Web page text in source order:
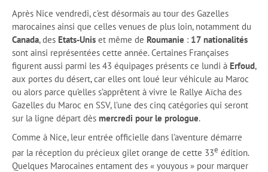
Après Nice vendredi, c’est désormais au tour des Gazelles
marocaines ainsi que celles venues de plus loin, notamment du
Canada, des Etats-Unis et même de Roumanie : 17 nationalités
sont ainsi représentées cette année. Certaines Françaises
figurent aussi parmi les 43 équipages présents ce lundi à Erfoud,
aux portes du désert, car elles ont loué leur véhicule au Maroc
ou alors parce qu’elles s’apprêtent à vivre le Rallye Aïcha des
Gazelles du Maroc en SSV, l’une des cinq catégories qui seront
sur la ligne départ dès mercredi pour le prologue.
Comme à Nice, leur entrée officielle dans l’aventure démarre
par la réception du précieux gilet orange de cette 33e édition.
Quelques Marocaines entament des « youyous » pour marquer